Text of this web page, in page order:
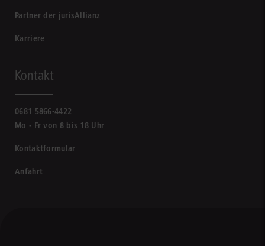
Partner der jurisAllianz
Karriere
Kontakt
0681 5866-4422
Mo - Fr von 8 bis 18 Uhr
Kontaktformular
Anfahrt